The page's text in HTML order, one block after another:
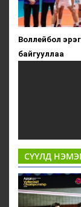
Воллейбол
байгууллаа
СҮҮЛД